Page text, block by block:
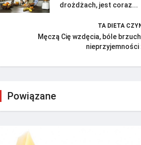
drożdżach, jest coraz...
TA DIETA
Męczą Cię wzdęcia, bóle
nieprzyjemności
Powiązane